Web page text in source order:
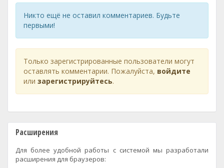
Никто ещё не оставил комментариев. Будьте
первыми!
Только зарегистрированные пользователи могут
оставлять комментарии. Пожалуйста, войдите
или зарегистрируйтесь.
Расширения
Для более удобной работы с системой мы разработали
расширения для браузеров: